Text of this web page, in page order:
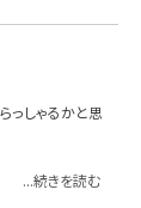
っしゃるかと思
...続きを読む